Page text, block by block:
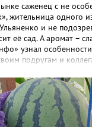
саженец с не
жительница одного
и не
её сад. А аромат –
узнал
подругам и
нашему
самый красивый
года,
шесть
Oчень